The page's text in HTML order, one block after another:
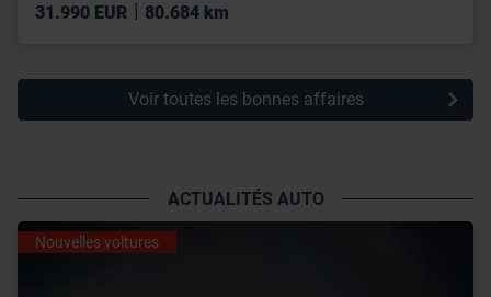
31.990 EUR 80.684 km
Voir toutes les bonnes affaires
ACTUALITÉS AUTO
Nouvelles voitures